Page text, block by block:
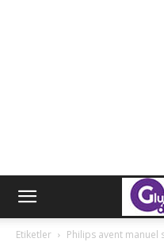
Etiketler Philips avent manuel